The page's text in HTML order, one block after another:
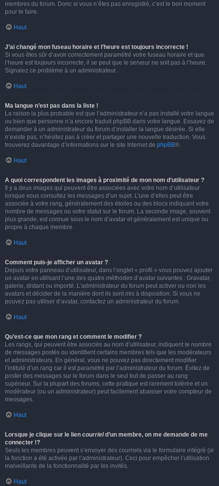
membres du forum. Donc si vous n’êtes pas enregistré, c’est le bon moment
pour le faire.
Haut
J’ai changé mon fuseau horaire et l’heure est toujours incorrecte !
Si vous êtes sûr d’avoir correctement paramétré votre fuseau horaire et que
l’heure est toujours incorrecte, il se peut que le serveur ne soit pas à l’heure.
Signalez ce problème à un administrateur.
Haut
Ma langue n’est pas dans la liste !
La raison la plus probable est que l’administrateur n’a pas installé votre langue
ou bien que personne n’a encore traduit phpBB dans votre langue. Essayez de
demander à un administrateur du forum d’installer la langue désirée. Si elle
n’existe pas, n’hésitez pas à créer et partager une nouvelle traduction. Vous
trouverez davantage d’informations sur le site Internet de phpBB®.
Haut
A quoi correspondent les images à proximité de mon nom d’utilisateur ?
Il y a deux images qui peuvent être associées avec votre nom d’utilisateur
lorsque vous consultez les messages d’un sujet. L’une d’elles peut être
associée à votre rang, généralement des étoiles ou des blocs indiquant votre
nombre de messages ou votre statut sur le forum. La seconde image, souvent
plus grande, est connue sous le nom d’avatar et généralement est unique ou
propre à chaque membre.
Haut
Comment puis-je afficher un avatar ?
Depuis votre panneau d’utilisateur, dans l’onglet « profil » vous pouvez ajouter
un avatar en utilisant l’une des quatre méthodes d’avatar suivantes : Gravatar,
galerie, distant ou importé. L’administrateur du forum peut activer ou non les
avatars et décider de la manière dont ils sont mis à disposition. Si vous ne
pouvez pas utiliser d’avatar, contactez un administrateur du forum.
Haut
Qu’est-ce que mon rang et comment le modifier ?
Les rangs, qui peuvent être associés au nom d’utilisateur, indiquent le nombre
de messages postés ou identifient certains membres tels que les modérateurs
et administrateurs. En général, vous ne pouvez pas directement modifier
l’intitulé d’un rang car il est paramétré par l’administrateur du forum. Évitez de
poster des messages sur le forum dans le seul but de passer au rang
supérieur. Sur la plupart des forums, cette pratique est rarement tolérée et un
modérateur (ou un administrateur) peut facilement abaisser votre compteur de
messages.
Haut
Lorsque je clique sur le lien courrield’un membre, on me demande de me
connecter !?
Seuls les membres peuvent s’envoyer des courriels via le formulaire intégré (si
la fonction a été activée par l’administrateur). Ceci pour empêcher l’utilisation
malveillante de la fonctionnalité par les invités.
Haut